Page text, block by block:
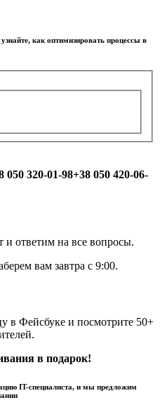
как оптимизировать процессы в
050 320-01-98+38 050 420-06-
ответим на все вопросы.
вам завтра с 9:00.
в Фейсбуке и посмотрите 50+
в подарок!
IT-специалиста, и мы предложим